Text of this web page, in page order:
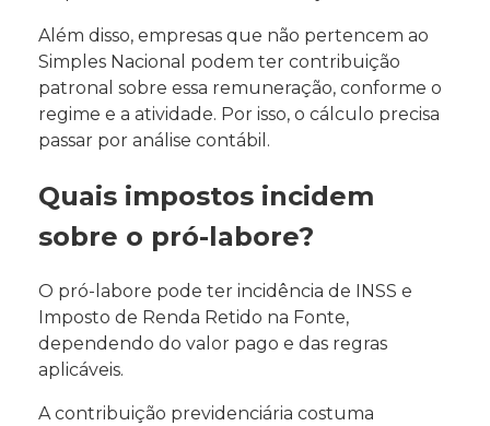
Além disso, empresas que não pertencem ao
Simples Nacional podem ter contribuição
patronal sobre essa remuneração, conforme o
regime e a atividade. Por isso, o cálculo precisa
passar por análise contábil.
Quais impostos incidem
sobre o pró-labore?
O pró-labore pode ter incidência de INSS e
Imposto de Renda Retido na Fonte,
dependendo do valor pago e das regras
aplicáveis.
A contribuição previdenciária costuma